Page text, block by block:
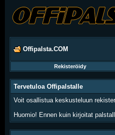
Offipalsta.COM
Rekisteröidy
Tervetuloa Offipalstalle
Voit osallistua keskusteluun
Huomio! Ennen kuin kirjoitat